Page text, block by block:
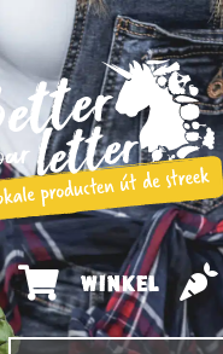
WINKEL